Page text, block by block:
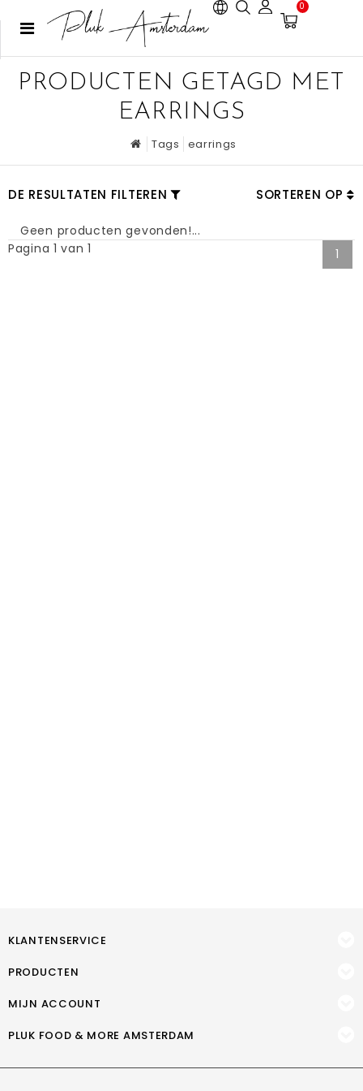
0
PRODUCTEN GETAGD MET
EARRINGS
Tags earrings
DE RESULTATEN FILTEREN SORTEREN OP
Geen producten gevonden!...
Pagina 1 van 1
1
KLANTENSERVICE
PRODUCTEN
MIJN ACCOUNT
PLUK FOOD & MORE AMSTERDAM